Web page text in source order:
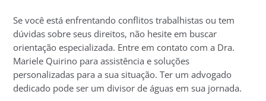
Se você está enfrentando conflitos trabalhistas ou tem
dúvidas sobre seus direitos, não hesite em buscar
orientação especializada. Entre em contato com a Dra.
Mariele Quirino para assistência e soluções
personalizadas para a sua situação. Ter um advogado
dedicado pode ser um divisor de águas em sua jornada.